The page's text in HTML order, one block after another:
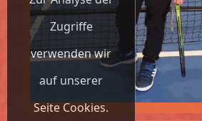
Zugriffe
verwenden wir
auf unserer
Seite Cookies.